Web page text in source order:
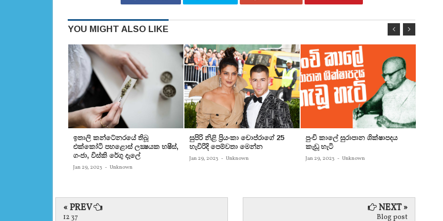
YOU MIGHT ALSO LIKE
ඉතාලි කන්ටේනරයේ තිබූ
එක්‌කෝටි පහළොස්‌ ලක්‍ෂයක හෂීස්‌,
ගංජා, විස්‌කි රේගු දැලේ
Jan 29, 2023 - Unknown
සුපිරි නිළි ප්‍රියංකා චොප්රාගේ 25
හැවිරිදි පෙම්වතා මෙන්න
Jan 29, 2023 - Unknown
පුංචි කාලේ සුරාපාන ශික්ෂාපදය
කැඩූ හැටි
Jan 29, 2023 - Unknown
« PREV
12 37
NEXT »
Blog post